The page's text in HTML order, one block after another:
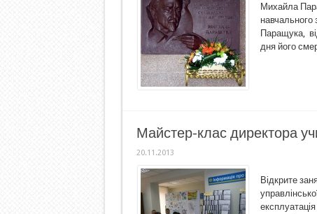
Михайла
Паращука,
дня його
Майстер-клас директора
20.11.2013
Відкрите